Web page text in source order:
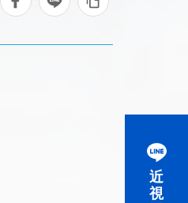
近
視